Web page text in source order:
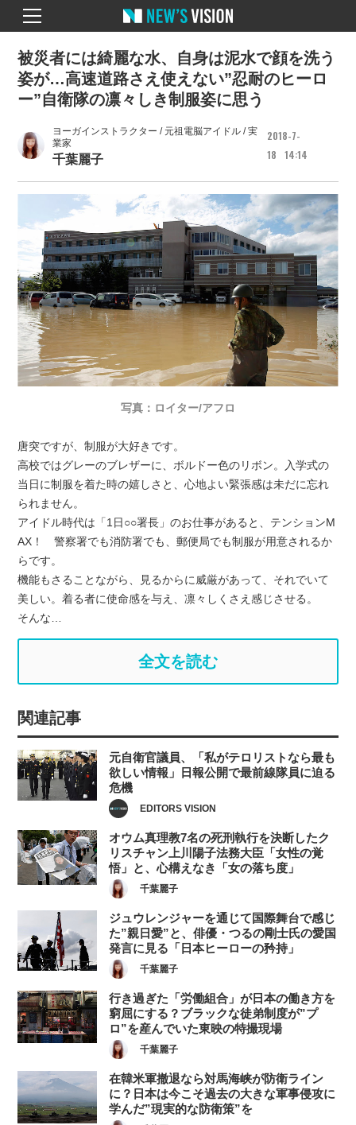
ヨーガインストラクター / 元祖電脳アイドル / 実
業家
千葉麗子
2018 7
18
14 14
被災者には綺麗な水、自身は泥水で顔を洗う
姿が…高速道路さえ使えない”忍耐のヒーロ
ー”自衛隊の凛々しき制服姿に思う
写真：ロイター/アフロ
唐突ですが、制服が大好きです。
高校ではグレーのブレザーに、ボルドー色のリボン。入学式の
当日に制服を着た時の嬉しさと、心地よい緊張感は未だに忘れ
られません。
アイドル時代は「1日○○署長」のお仕事があると、テンションM
AX！ 警察署でも消防署でも、郵便局でも制服が用意されるか
らです。
機能もさることながら、見るからに威厳があって、それでいて
美しい。着る者に使命感を与え、凛々しくさえ感じさせる。
そんな…
全文を読む
関連記事
元自衛官議員、「私がテロリストなら最も
欲しい情報」日報公開で最前線隊員に迫る
危機
EDITORS VISION
オウム真理教7名の死刑執行を決断したク
リスチャン上川陽子法務大臣「女性の覚
悟」と、心構えなき「女の落ち度」
千葉麗子
ジュウレンジャーを通じて国際舞台で感じ
た”親日愛”と、俳優・つるの剛士氏の愛国
発言に見る「日本ヒーローの矜持」
千葉麗子
行き過ぎた「労働組合」が日本の働き方を
窮屈にする？ブラックな徒弟制度が”プ
ロ”を産んでいた東映の特撮現場
千葉麗子
在韓米軍撤退なら対馬海峡が防衛ライン
に？日本は今こそ過去の大きな軍事侵攻に
学んだ”現実的な防衛策”を